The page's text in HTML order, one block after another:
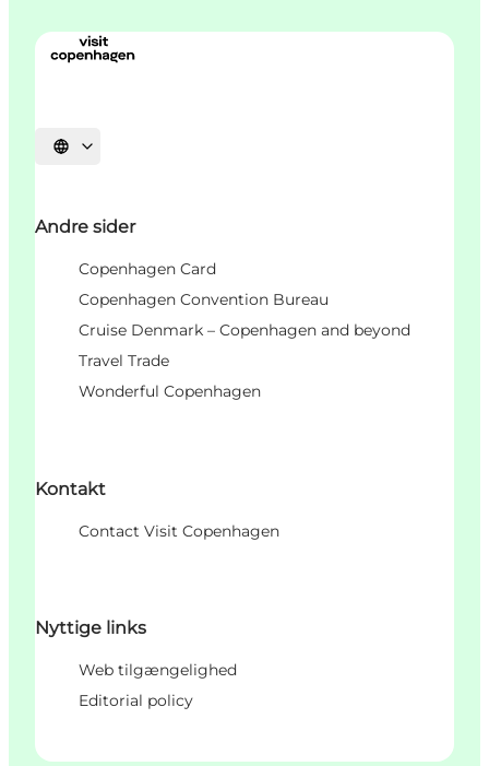
Vælg sprog
Andre sider
Copenhagen Card
Copenhagen Convention Bureau
Cruise Denmark – Copenhagen and beyond
Travel Trade
Wonderful Copenhagen
Kontakt
Contact Visit Copenhagen
Nyttige links
Web tilgængelighed
Editorial policy